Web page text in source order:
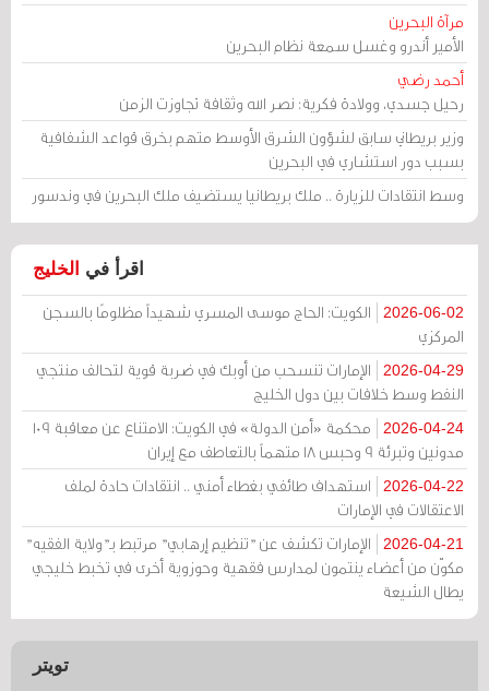
مرآة البحرين
الأمير أندرو وغسل سمعة نظام البحرين
أحمد رضي
رحيل جسدي، وولادة فكرية: نصر الله وثقافة تجاوزت الزمن
وزير بريطاني سابق لشؤون الشرق الأوسط متهم بخرق قواعد الشفافية
بسبب دور استشاري في البحرين
وسط انتقادات للزيارة .. ملك بريطانيا يستضيف ملك البحرين في وندسور
اقرأ في الخليج
2026-06-02
الكويت: الحاج موسى المسري شهيداً مظلومًا بالسجن
المركزي
2026-04-29
الإمارات تنسحب من أوبك في ضربة قوية لتحالف منتجي
النفط وسط خلافات بين دول الخليج
2026-04-24
محكمة «أمن الدولة» في الكويت: الامتناع عن معاقبة 109
مدونين وتبرئة 9 وحبس 18 متهماً بالتعاطف مع إيران
2026-04-22
استهداف طائفي بغطاء أمني .. انتقادات حادة لملف
الاعتقالات في الإمارات
2026-04-21
الإمارات تكشف عن "تنظيم إرهابي" مرتبط بـ"ولاية الفقيه"
مكوّن من أعضاء ينتمون لمدارس فقهية وحوزوية أخرى في تخبط خليجي
يطال الشيعة
تويتر